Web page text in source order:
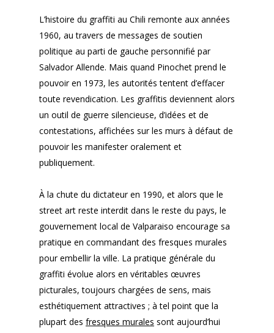
L’histoire du graffiti au Chili remonte aux années
1960, au travers de messages de soutien
politique au parti de gauche personnifié par
Salvador Allende. Mais quand Pinochet prend le
pouvoir en 1973, les autorités tentent d’effacer
toute revendication. Les graffitis deviennent alors
un outil de guerre silencieuse, d’idées et de
contestations, affichées sur les murs à défaut de
pouvoir les manifester oralement et
publiquement.
À la chute du dictateur en 1990, et alors que le
street art reste interdit dans le reste du pays, le
gouvernement local de Valparaiso encourage sa
pratique en commandant des fresques murales
pour embellir la ville. La pratique générale du
graffiti évolue alors en véritables œuvres
picturales, toujours chargées de sens, mais
esthétiquement attractives ; à tel point que la
plupart des fresques murales sont aujourd’hui